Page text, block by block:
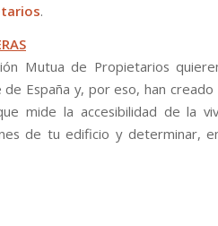
.
Mutua de Propietarios
de España y, por eso, han creado
mide la accesibilidad de la
de tu edificio y determinar,